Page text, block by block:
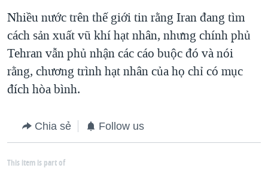
Nhiều nước trên thế giới tin rằng Iran đang tìm
cách sản xuất vũ khí hạt nhân, nhưng chính phủ
Tehran vẫn phủ nhận các cáo buộc đó và nói
rằng, chương trình hạt nhân của họ chỉ có mục
đích hòa bình.
Chia sẻ Follow us
This item is part of